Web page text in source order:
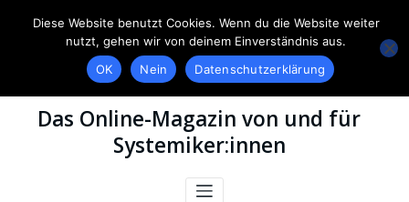
Das Online-Magazin von und für
Systemiker:innen
Diese Website benutzt Cookies. Wenn du die Website weiter
nutzt, gehen wir von deinem Einverständnis aus.
OK
Nein Datenschutzerklärung